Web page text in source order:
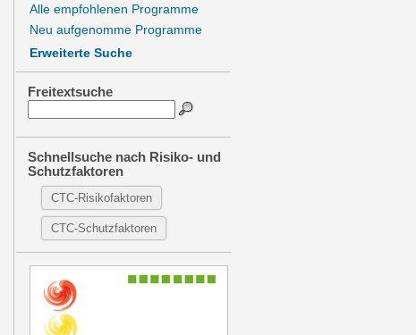
Alle empfohlenen Programme
Neu aufgenomme Programme
Erweiterte Suche
Freitextsuche
Schnellsuche nach Risiko- und
Schutzfaktoren
CTC-Risikofaktoren
CTC-Schutzfaktoren